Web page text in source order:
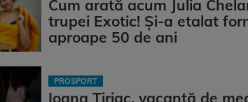
Cum arată acum Julia
trupei Exotic! Și-a etalat
aproape 50 de ani
PROSPORT
Ioana Țiriac, vacanță de